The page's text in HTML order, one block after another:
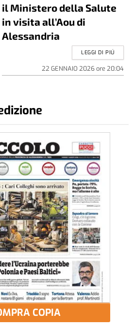
il Ministero della Salute
in visita all’Aou di
Alessandria
22 GENNAIO 2026ore 20:04
LEGGI DI PIÚ
COPIA